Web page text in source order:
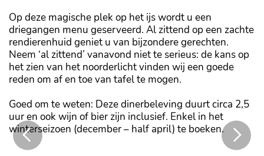
Op deze magische plek op het ijs wordt u een
driegangen menu geserveerd. Al zittend op een zachte
rendierenhuid geniet u van bijzondere gerechten.
Neem ‘al zittend’ vanavond niet te serieus: de kans op
het zien van het noorderlicht vinden wij een goede
reden om af en toe van tafel te mogen.
Goed om te weten: Deze dinerbeleving duurt circa 2,5
uur en ook wijn of bier zijn inclusief. Enkel in het
winterseizoen (december – half april) te boeken.